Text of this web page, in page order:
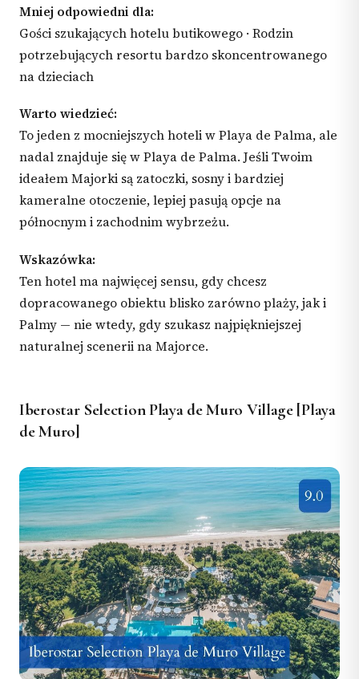
Mniej odpowiedni dla:
Gości szukających hotelu butikowego · Rodzin
potrzebujących resortu bardzo skoncentrowanego
na dzieciach
Warto wiedzieć:
To jeden z mocniejszych hoteli w Playa de Palma, ale
nadal znajduje się w Playa de Palma. Jeśli Twoim
ideałem Majorki są zatoczki, sosny i bardziej
kameralne otoczenie, lepiej pasują opcje na
północnym i zachodnim wybrzeżu.
Wskazówka:
Ten hotel ma najwięcej sensu, gdy chcesz
dopracowanego obiektu blisko zarówno plaży, jak i
Palmy — nie wtedy, gdy szukasz najpiękniejszej
naturalnej scenerii na Majorce.
Iberostar Selection Playa de Muro Village [Playa
de Muro]